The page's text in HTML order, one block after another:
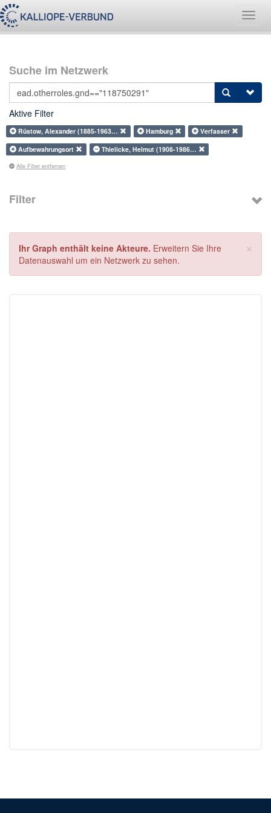
Suche im Netzwerk
Aktive Filter
Rüstow, Alexander (1885-1963… Hamburg
Verfasser
Aufbewahrungsort
Thielicke, Helmut (1908-1986…
Alle Filter entfernen
Filter
×
Ihr Graph enthält keine Akteure. Erweitern Sie Ihre
Datenauswahl um ein Netzwerk zu sehen.